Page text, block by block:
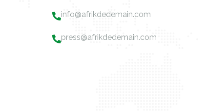
info@afrikdedemain.com
press@afrikdedemain.com